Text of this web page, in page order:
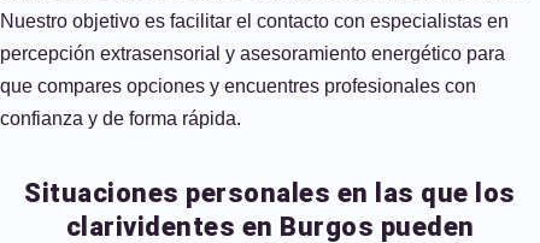
Nuestro objetivo es facilitar el contacto con especialistas en
percepción extrasensorial y asesoramiento energético para
que compares opciones y encuentres profesionales con
confianza y de forma rápida.
Situaciones personales en las que los
clarividentes en Burgos pueden